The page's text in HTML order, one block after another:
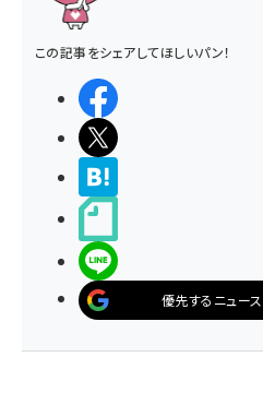
この記事をシェアしてほしいパン！
優先するニュー